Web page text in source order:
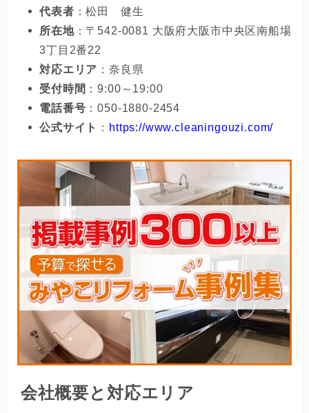
代表者 ：松田 健生
所在地：〒542-0081 大阪府大阪市中央区南船場
3丁目2番22
対応エリア ：奈良県
受付時間 ：9:00～19:00
電話番号 ：050-1880-2454
公式サイト
： https://www.cleaningouzi.com/
会社概要と対応エリア